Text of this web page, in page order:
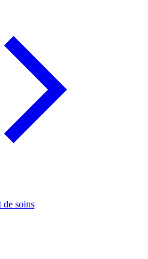
de soins